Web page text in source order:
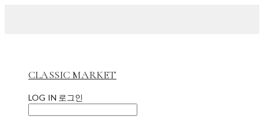
CLASSIC MARKET
LOG IN 로그인